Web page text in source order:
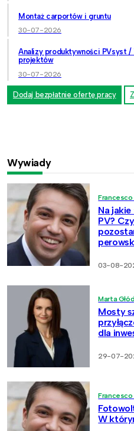
Montaż carportów i gruntu
30-07-2026
Analizy produktywności PVsyst
projektów
30-07-2026
Dodaj bezpłatnie ofertę pracy
Wywiady
Francesco
Na
PV?
03-08-
Marta
Mosty
dla
29-07-
Francesco
W